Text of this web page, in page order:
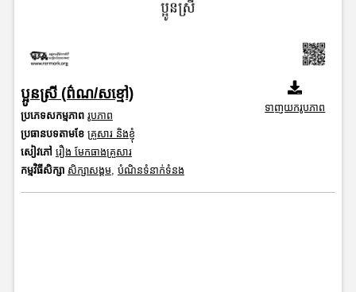
ប្អូនស្រី (ព៌ណ/សខ្មៅ)
ប្រភេទសកម្មភាព រូបភាព
ប្រធានបទតាមខែ គ្រួសារ និងខ្ញុំ
សៀវភៅ រឿង មែកធាងគ្រួសារ
កម្មវិធីសិក្សា សិក្សាសង្គម, បំណិនទំនាក់ទំនង
ទាញយករូបភាព